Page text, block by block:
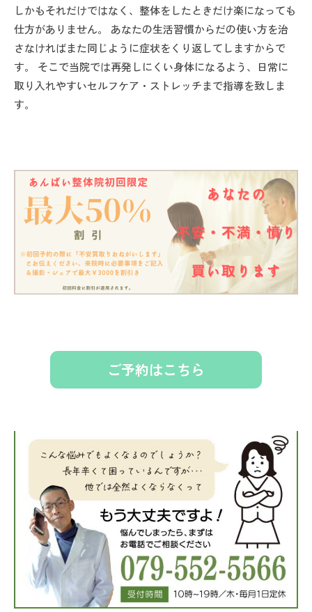
しかもそれだけではなく、整体をしたときだけ楽になっても
仕方がありません。 あなたの生活習慣からだの使い方を治
さなければまた同じように症状をくり返してしますからで
す。 そこで当院では再発しにくい身体になるよう、日常に
取り入れやすいセルフケア・ストレッチまで指導を致しま
す。
ご予約はこちら